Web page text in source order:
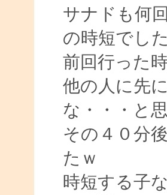
サナドも何
の時短でした
前回行った
他の人に先
な・・・と
その４０分
たｗ
時短する子